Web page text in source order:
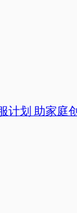
计划 助家庭